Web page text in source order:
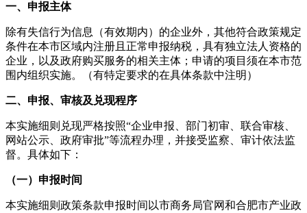
一、申报主体
除有失信行为信息（有效期内）的企业外，其他符合政策规定
条件在本市区域内注册且正常申报纳税，具有独立法人资格的
企业，以及政府购买服务的相关主体；申请的项目须在本市范
围内组织实施。（有特定要求的在具体条款中注明）
二、申报、审核及兑现程序
本实施细则兑现严格按照“企业申报、部门初审、联合审核、
网站公示、政府审批”等流程办理，并接受监察、审计依法监
督。具体如下：
（一）申报时间
本实施细则政策条款申报时间以市商务局官网和合肥市产业政